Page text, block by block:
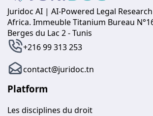
Juridoc AI | AI-Powered Legal
Africa. Immeuble Titanium Bureau
Berges du Lac 2 - Tunis
+216 99 313 253
contact@juridoc.tn
Platform
Les disciplines du droit